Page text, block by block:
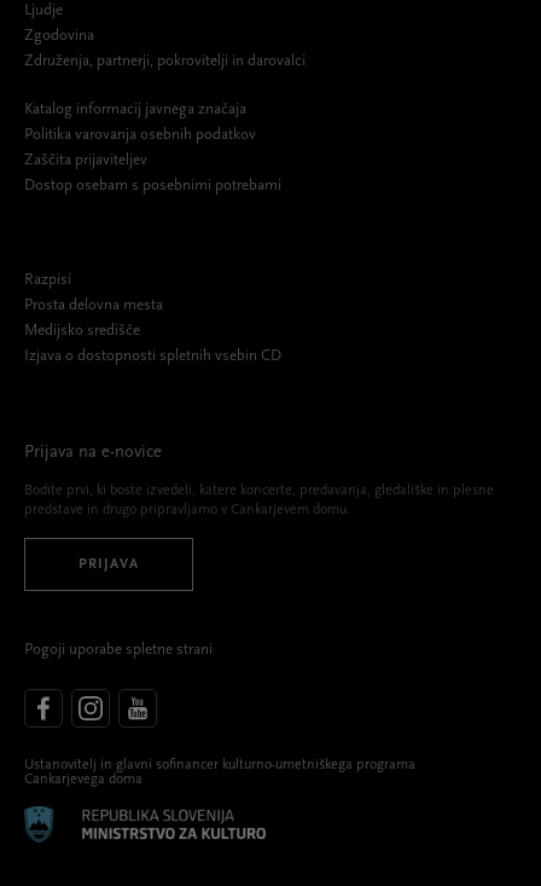
Ljudje
Zgodovina
Združenja, partnerji, pokrovitelji in darovalci
Katalog informacij javnega značaja
Politika varovanja osebnih podatkov
Zaščita prijaviteljev
Dostop osebam s posebnimi potrebami
Razpisi
Prosta delovna mesta
Medijsko središče
Izjava o dostopnosti spletnih vsebin CD
Prijava na e-novice
Bodite prvi, ki boste izvedeli, katere koncerte, predavanja, gledališke in plesne
predstave in drugo pripravljamo v Cankarjevem domu.
PRIJAVA
Pogoji uporabe spletne strani
Ustanovitelj in glavni sofinancer kulturno-umetniškega programa
Cankarjevega doma